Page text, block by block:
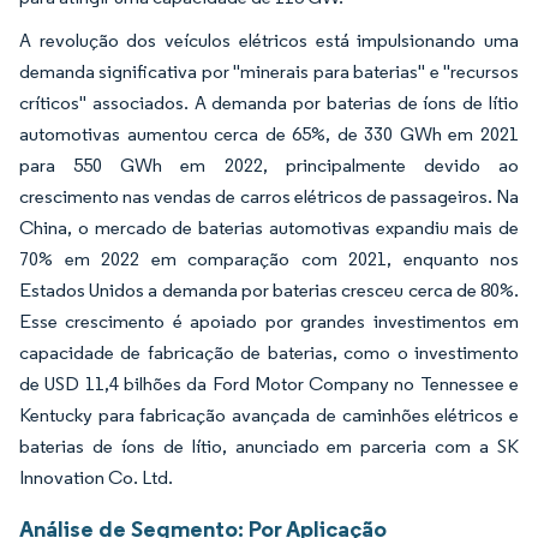
A revolução dos veículos elétricos está impulsionando uma
demanda significativa por "minerais para baterias" e "recursos
críticos" associados. A demanda por baterias de íons de lítio
automotivas aumentou cerca de 65%, de 330 GWh em 2021
para 550 GWh em 2022, principalmente devido ao
crescimento nas vendas de carros elétricos de passageiros. Na
China, o mercado de baterias automotivas expandiu mais de
70% em 2022 em comparação com 2021, enquanto nos
Estados Unidos a demanda por baterias cresceu cerca de 80%.
Esse crescimento é apoiado por grandes investimentos em
capacidade de fabricação de baterias, como o investimento
de USD 11,4 bilhões da Ford Motor Company no Tennessee e
Kentucky para fabricação avançada de caminhões elétricos e
baterias de íons de lítio, anunciado em parceria com a SK
Innovation Co. Ltd.
Análise de Segmento: Por Aplicação